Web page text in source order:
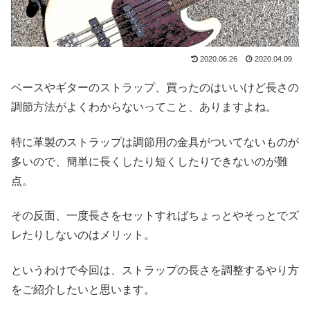
2020.06.26 2020.04.09
ベースやギターのストラップ、買ったのはいいけど長さの
調節方法がよくわからないってこと、ありますよね。
特に革製のストラップは調節用の金具がついてないものが
多いので、簡単に長くしたり短くしたりできないのが難
点。
その反面、一度長さをセットすればちょっとやそっとでズ
レたりしないのはメリット。
というわけで今回は、ストラップの長さを調整するやり方
をご紹介したいと思います。